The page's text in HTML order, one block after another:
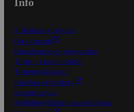
S-Business yrityksille
Oiva-raportit
Osuuskauppojen yhteystiedot
Tilaus- ja toimitusehdot
Tietosuojakäytäntö
Palvelun käyttöehdot
Saavutettavuus
Mobiilisovelluksen saavutettavuus